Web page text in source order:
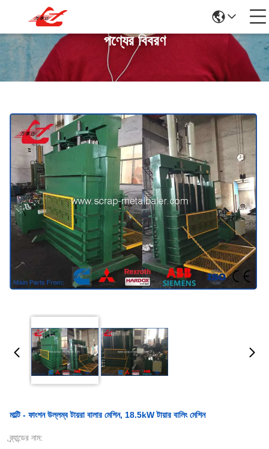
পণ্যের বিবরণ
মাল্টি - ফাংশন উল্লম্ব টায়রা বালার মেশিন, 18.5kW টায়ার বালিং মেশিন
ব্র্যান্ডের নাম: